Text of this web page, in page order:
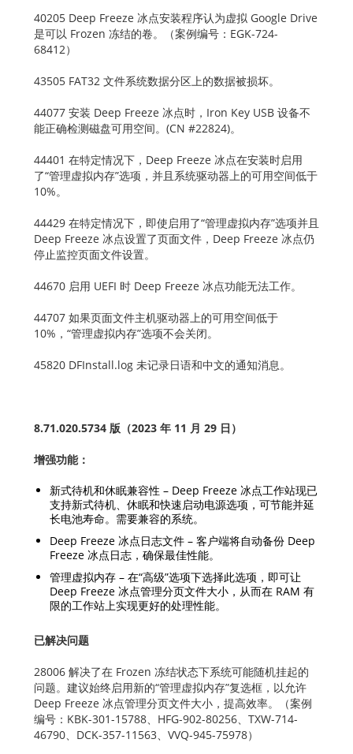
40205 Deep Freeze 冰点安装程序认为虚拟 Google Drive
是可以 Frozen 冻结的卷。（案例编号：EGK-724-
68412）
43505 FAT32 文件系统数据分区上的数据被损坏。
44077 安装 Deep Freeze 冰点时，Iron Key USB 设备不
能正确检测磁盘可用空间。(CN #22824)。
44401 在特定情况下，Deep Freeze 冰点在安装时启用
了“管理虚拟内存”选项，并且系统驱动器上的可用空间低于
10%。
44429 在特定情况下，即使启用了“管理虚拟内存”选项并且
Deep Freeze 冰点设置了页面文件，Deep Freeze 冰点仍
停止监控页面文件设置。
44670 启用 UEFI 时 Deep Freeze 冰点功能无法工作。
44707 如果页面文件主机驱动器上的可用空间低于
10%，“管理虚拟内存”选项不会关闭。
45820 DFInstall.log 未记录日语和中文的通知消息。
8.71.020.5734 版（2023 年 11 月 29 日）
增强功能：
新式待机和休眠兼容性 – Deep Freeze 冰点工作站现已
支持新式待机、休眠和快速启动电源选项，可节能并延
长电池寿命。需要兼容的系统。
Deep Freeze 冰点日志文件 – 客户端将自动备份 Deep
Freeze 冰点日志，确保最佳性能。
管理虚拟内存 – 在“高级”选项下选择此选项，即可让
Deep Freeze 冰点管理分页文件大小，从而在 RAM 有
限的工作站上实现更好的处理性能。
已解决问题
28006 解决了在 Frozen 冻结状态下系统可能随机挂起的
问题。建议始终启用新的“管理虚拟内存”复选框，以允许
Deep Freeze 冰点管理分页文件大小，提高效率。（案例
编号：KBK-301-15788、HFG-902-80256、TXW-714-
46790、DCK-357-11563、VVQ-945-75978）